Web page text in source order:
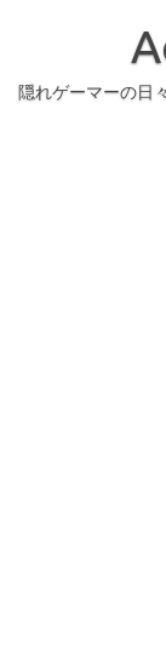
隠れゲーマーの日